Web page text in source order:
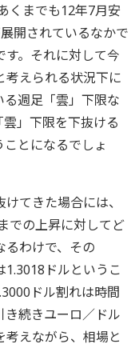
くまでも12年7月安
開されているなかで
。それに対して今
考えられる状況下に
週足「雲」下限な
」下限を下抜ける
とになるでしょ
てきた場合には、
での上昇に対してど
るわけで、その
1.3018ドルというこ
ドル割れは時間
き続きユーロ／ドル
えながら、相場と